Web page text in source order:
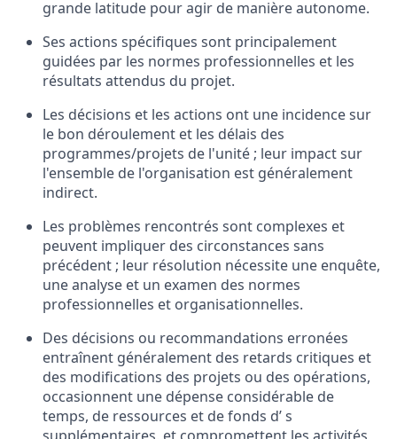
grande latitude pouragir de manièreautonome.
Ses actions spécifiques sont principalement
guidées par les normes professionnelles et les
résultats attendus du projet.
Les décisions et les actions ont une incidencesur
le bon déroulement et les délais des
programmes/projets de l'unité ; leur impact sur
l'ensemble de l'organisation est généralement
indirect.
Les problèmes rencontrés sont complexes et
peuvent impliquer des circonstances sans
précédent ; leur résolution nécessite une enquête,
uneanalyse et un examen des normes
professionnelles et organisationnelles.
Des décisions ou recommandations erronées
entraînent généralement des retards critiques et
des modifications des projets ou des opérations,
occasionnent une dépense considérable de
temps, de ressources et defonds d’s